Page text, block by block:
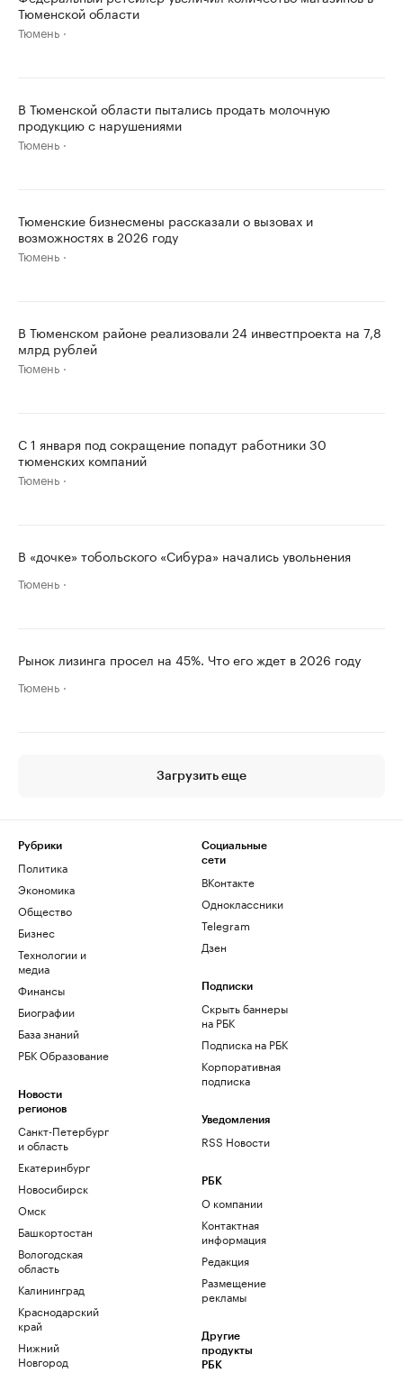
Тюменской области
Тюмень
В Тюменской области пытались продать молочную
продукцию с нарушениями
Тюмень
Тюменские бизнесмены рассказали о вызовах и
возможностях в 2026 году
Тюмень
В Тюменском районе реализовали 24 инвестпроекта на 7,8
млрд рублей
Тюмень
С 1 января под сокращение попадут работники 30
тюменских компаний
Тюмень
В «дочке» тобольского «Сибура» начались увольнения
Тюмень
Рынок лизинга просел на 45%. Что его ждет в 2026 году
Тюмень
Загрузить еще
Рубрики
Политика
Экономика
Общество
Бизнес
Технологии и
медиа
Финансы
Биографии
База знаний
РБК Образование
Новости
регионов
Санкт-Петербург
и область
Екатеринбург
Новосибирск
Омск
Башкортостан
Вологодская
область
Калининград
Краснодарский
край
Нижний
Новгород
Социальные
сети
ВКонтакте
Одноклассники
Telegram
Дзен
Подписки
Скрыть баннеры
на РБК
Подписка на РБК
Корпоративная
подписка
Уведомления
RSS Новости
РБК
О компании
Контактная
информация
Редакция
Размещение
рекламы
Другие
продукты
РБК